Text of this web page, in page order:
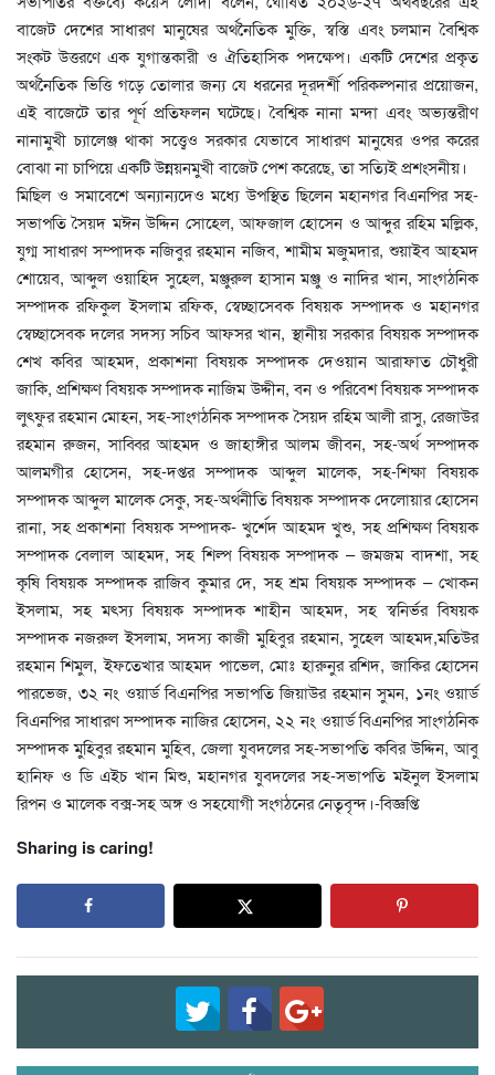
বাজেট দেশের সাধারণ মানুষের অর্থনৈতিক মুক্তি, স্বস্তি এবং চলমান বৈশ্বিক
সংকট উত্তরণে এক যুগান্তকারী ও ঐতিহাসিক পদক্ষেপ। একটি দেশের প্রকৃত
অর্থনৈতিক ভিত্তি গড়ে তোলার জন্য যে ধরনের দূরদর্শী পরিকল্পনার প্রয়োজন,
এই বাজেটে তার পূর্ণ প্রতিফলন ঘটেছে। বৈশ্বিক নানা মন্দা এবং অভ্যন্তরীণ
নানামুখী চ্যালেঞ্জ থাকা সত্ত্বেও সরকার যেভাবে সাধারণ মানুষের ওপর করের
বোঝা না চাপিয়ে একটি উন্নয়নমুখী বাজেট পেশ করেছে, তা সত্যিই প্রশংসনীয়।
মিছিল ও সমাবেশে অন্যান্যদেও মধ্যে উপস্থিত ছিলেন মহানগর বিএনপির সহ-
সভাপতি সৈয়দ মঈন উদ্দিন সোহেল, আফজাল হোসেন ও আব্দুর রহিম মল্লিক,
যুগ্ম সাধারণ সম্পাদক নজিবুর রহমান নজিব, শামীম মজুমদার, শুয়াইব আহমদ
শোয়েব, আব্দুল ওয়াহিদ সুহেল, মঞ্জুরুল হাসান মঞ্জু ও নাদির খান, সাংগঠনিক
সম্পাদক রফিকুল ইসলাম রফিক, স্বেচ্ছাসেবক বিষয়ক সম্পাদক ও মহানগর
স্বেচ্ছাসেবক দলের সদস্য সচিব আফসর খান, স্থানীয় সরকার বিষয়ক সম্পাদক
শেখ কবির আহমদ, প্রকাশনা বিষয়ক সম্পাদক দেওয়ান আরাফাত চৌধুরী
জাকি, প্রশিক্ষণ বিষয়ক সম্পাদক নাজিম উদ্দীন, বন ও পরিবেশ বিষয়ক সম্পাদক
লুৎফুর রহমান মোহন, সহ-সাংগঠনিক সম্পাদক সৈয়দ রহিম আলী রাসু, রেজাউর
রহমান রুজন, সাব্বির আহমদ ও জাহাঙ্গীর আলম জীবন, সহ-অর্থ সম্পাদক
আলমগীর হোসেন, সহ-দপ্তর সম্পাদক আব্দুল মালেক, সহ-শিক্ষা বিষয়ক
সম্পাদক আব্দুল মালেক সেকু, সহ-অর্থনীতি বিষয়ক সম্পাদক দেলোয়ার হোসেন
রানা, সহ প্রকাশনা বিষয়ক সম্পাদক- খুর্শেদ আহমদ খুশু, সহ প্রশিক্ষণ বিষয়ক
সম্পাদক বেলাল আহমদ, সহ শিল্প বিষয়ক সম্পাদক – জমজম বাদশা, সহ
কৃষি বিষয়ক সম্পাদক রাজিব কুমার দে, সহ শ্রম বিষয়ক সম্পাদক – খোকন
ইসলাম, সহ মৎস্য বিষয়ক সম্পাদক শাহীন আহমদ, সহ স্বনির্ভর বিষয়ক
সম্পাদক নজরুল ইসলাম, সদস্য কাজী মুহিবুর রহমান, সুহেল আহমদ,মতিউর
রহমান শিমুল, ইফতেখার আহমদ পাভেল, মোঃ হারুনুর রশিদ, জাকির হোসেন
পারভেজ, ৩২ নং ওয়ার্ড বিএনপির সভাপতি জিয়াউর রহমান সুমন, ১নং ওয়ার্ড
বিএনপির সাধারণ সম্পাদক নাজির হোসেন, ২২ নং ওয়ার্ড বিএনপির সাংগঠনিক
সম্পাদক মুহিবুর রহমান মুহিব, জেলা যুবদলের সহ-সভাপতি কবির উদ্দিন, আবু
হানিফ ও ডি এইচ খান মিশু, মহানগর যুবদলের সহ-সভাপতি মইনুল ইসলাম
রিপন ও মালেক বক্স-সহ অঙ্গ ও সহযোগী সংগঠনের নেতৃবৃন্দ।-বিজ্ঞপ্তি
Sharing is caring!